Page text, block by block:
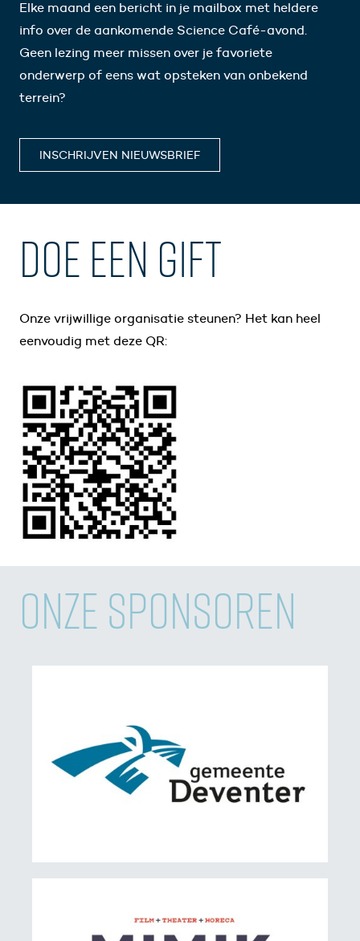
Elke maand een bericht in je mailbox met heldere
info over de aankomende Science Café-avond.
Geen lezing meer missen over je favoriete
onderwerp of eens wat opsteken van onbekend
terrein?
INSCHRIJVEN NIEUWSBRIEF
DOE EEN GIFT
Onze vrijwillige organisatie steunen? Het kan heel
eenvoudig met deze QR:
ONZE SPONSOREN